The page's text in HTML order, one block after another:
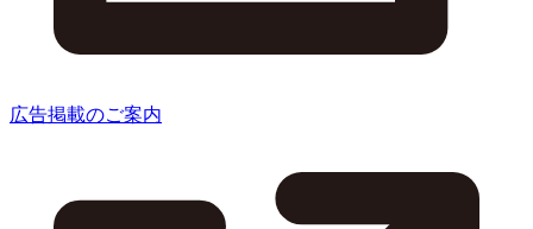
広告掲載のご案内